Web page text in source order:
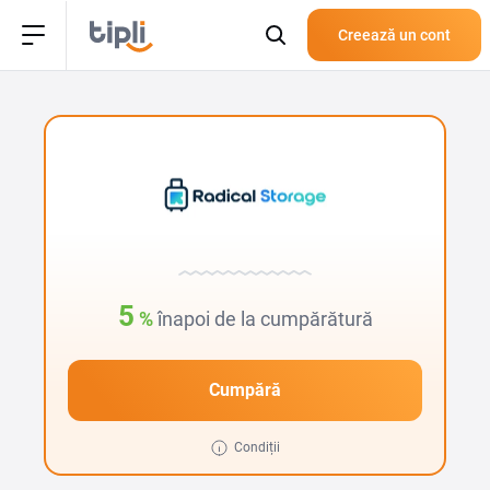
Creează un cont
5 %înapoi de la cumpărătură
Cumpără
Condiții